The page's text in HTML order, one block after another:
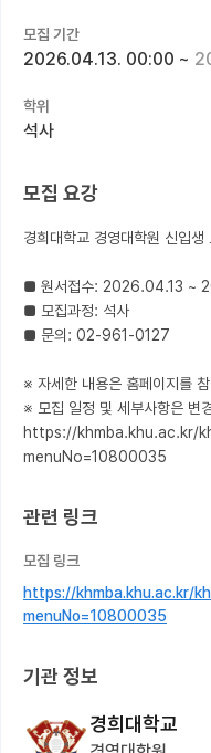
국내대학원 정보
연구실&오픈랩
커뮤니티
유학교육
이벤트
반도체 아카데미
재팬라운지 🌸
모집 기간
2026.04.13. 00:00 ~
학위
석사
모집 요강
경희대학교 경영대학원 신입생
■ 원서접수: 2026.04.13 ~
■ 모집과정: 석사
■ 문의: 02-961-0127
※ 자세한 내용은 홈페이지를
※ 모집 일정 및 세부사항은 변
https://khmba.khu.ac.kr/
menuNo=10800035
관련 링크
모집 링크
https://khmba.khu.ac.kr/
menuNo=10800035
기관 정보
경희대학교